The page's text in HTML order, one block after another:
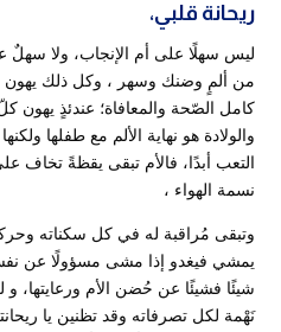
ريحانة قلبي،
ليس سهلًا على أم الإنجاب، ولا سهلٌ
من ألمٍ وضنك وسهر ، وكل ذلك يهون
كامل الصّحة والمعافاة؛ عندئذٍ يهون
والولادة هو نهاية الألم مع طفلها
التعب أبدًا، فالأم تبقى يقظةً تخاف
نسمة الهواء ،
وتبقى مُراقبة له في كل سكناته
يمشي فيغدو إذا مشى مسؤولًا عن
شيئًا فشيئًا عن حُضن الأم ورعايتها، و
نَهْمة لكل تصرفاته وقد تظنين يا